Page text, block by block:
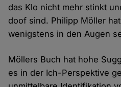
das Klo nicht mehr stinkt
doof sind. Philipp Möller
wenigstens in den Augen
Möllers Buch hat hohe
es in der Ich-Perspektive